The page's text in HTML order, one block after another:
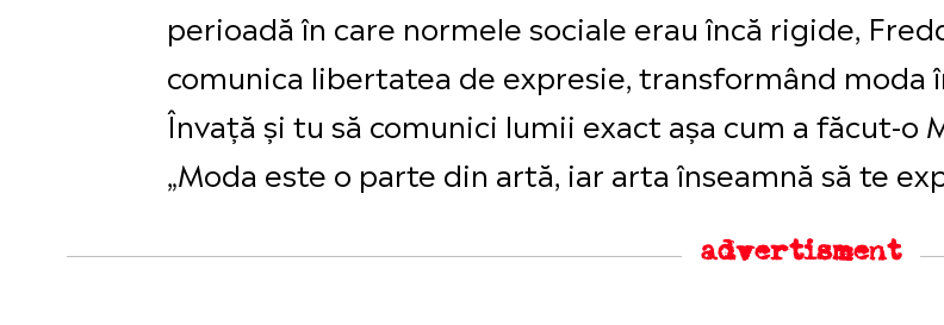
perioadă în care normele sociale erau încă rigide,
comunica libertatea de expresie, transformând
Învață și tu să comunici lumii exact așa cum a făcut-o
„Moda este o parte din artă, iar arta înseamnă să te
advertisment